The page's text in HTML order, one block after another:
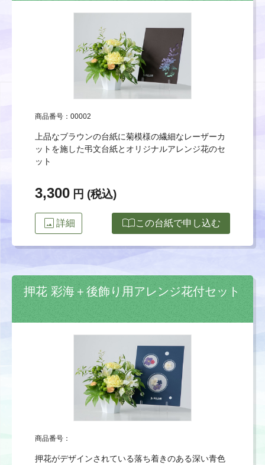
商品番号：00002
上品なブラウンの台紙に菊模様の繊細なレーザーカ
ットを施した弔文台紙とオリジナルアレンジ花のセ
ット
3,300 円 (税込)
image 詳細 import_contactsこの台紙で申し込む
押花 彩海＋後飾り用アレンジ花付セット
商品番号：
押花がデザインされている落ち着きのある深い青色